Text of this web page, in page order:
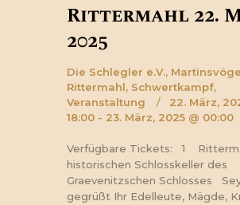
Rittermahl 22.
2025
Die Schlegler e.V.,
Rittermahl, Schwertkampf,
Veranstaltung
22. März,
18:00 - 23. März, 2025 @ 00:00
Verfügbare Tickets: 1
historischen Schlosskeller des
Graevenitzschen Schlosses
gegrüßt Ihr Edelleute, Mägde,